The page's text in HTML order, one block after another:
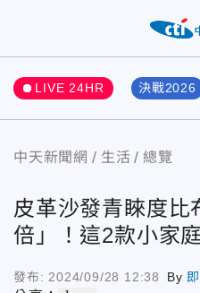
LIVE 24HR 決戰2026
中天新聞網 生活 總覽
皮革沙發青睞度比
倍」！這2款小家
發布: 2024/09/28 12:38 By